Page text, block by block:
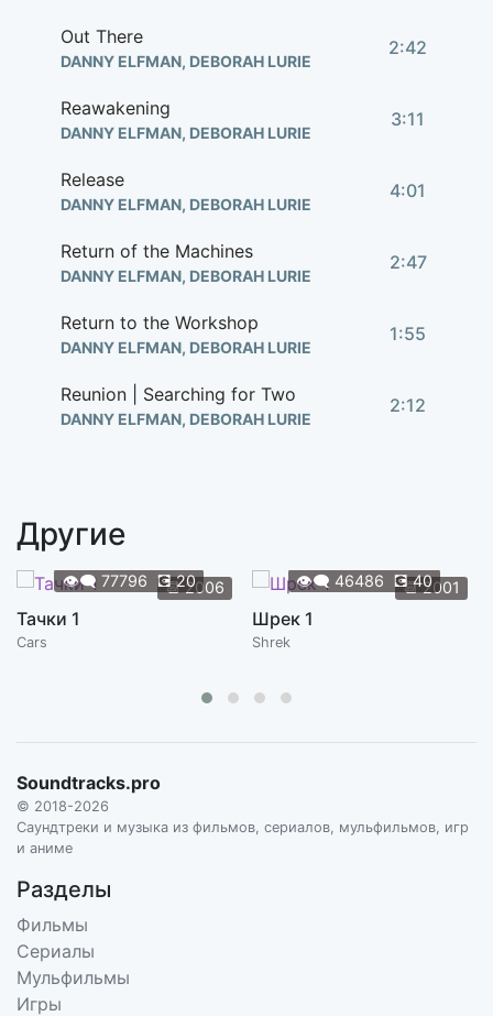
Out There
DANNY ELFMAN, DEBORAH LURIE
2:42
Reawakening
DANNY ELFMAN, DEBORAH LURIE
3:11
Release
DANNY ELFMAN, DEBORAH LURIE
4:01
Return of the Machines
DANNY ELFMAN, DEBORAH LURIE
2:47
Return to the Workshop
DANNY ELFMAN, DEBORAH LURIE
1:55
Reunion | Searching for Two
DANNY ELFMAN, DEBORAH LURIE
2:12
Slaying the Beast
The Aftermath
DANNY ELFMAN, DEBORAH LURIE
DANNY ELFMAN, DEBORAH LURIE
DANNY ELFMAN, DEBORAH LURIE
The Seamstress
DANNY ELFMAN, DEBORAH LURIE
2:06
Twins
DANNY ELFMAN, DEBORAH LURIE
Winged Beast
DANNY ELFMAN, DEBORAH LURIE
Другие
📆2006
👁️‍🗨️ 77796 💽20
Тачки 1
Cars
📆2001
👁️‍🗨️ 46486 💽40
Шрек 1
Shrek
Soundtracks.pro
© 2018-2026
Саундтреки и музыка из фильмов, сериалов, мульфильмов, игр
и аниме
Разделы
Фильмы
Сериалы
Мульфильмы
Игры